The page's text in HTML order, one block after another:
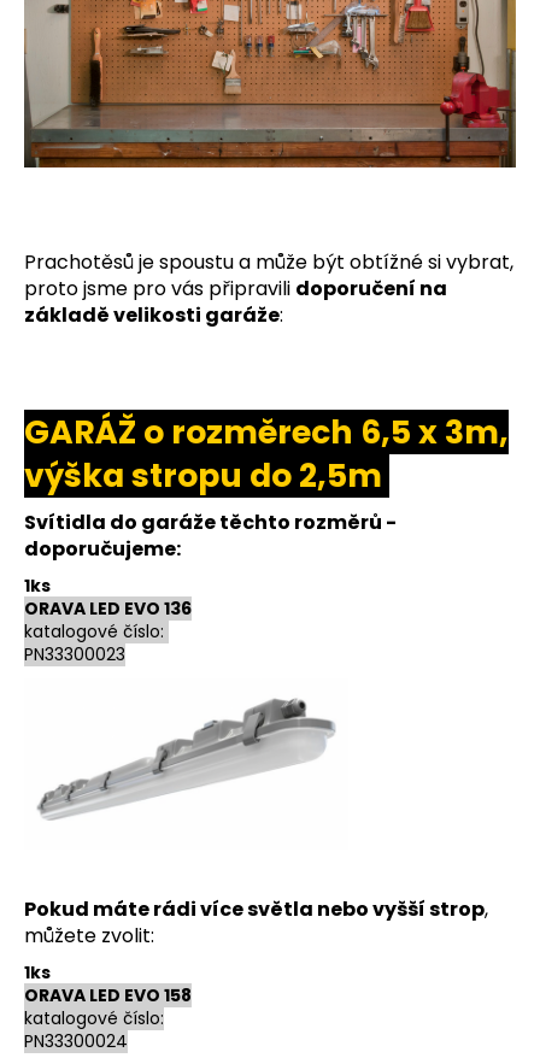
Prachotěsů je spoustu a může být obtížné si vybrat,
proto jsme pro vás připravili doporučení na
základě velikosti garáže:
GARÁŽ o rozměrech 6,5 x 3m,
výška stropu do 2,5m
Svítidla do garáže těchto rozměrů -
doporučujeme:
1ks
ORAVA LED EVO 136
katalogové číslo:
PN33300023
Pokud máte rádi více světla nebo vyšší strop,
můžete zvolit:
1ks
ORAVA LED EVO 158
katalogové číslo:
PN33300024
e
m
e
LED
15W
TEPLÁ
BÍLÁ